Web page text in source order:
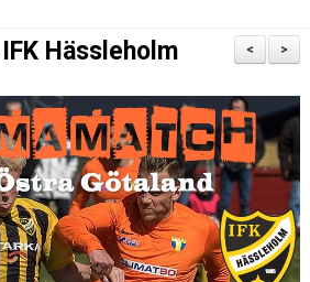
>
<
Hässleholm